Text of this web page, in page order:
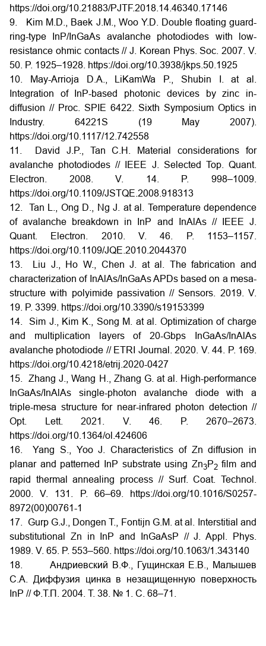
https://doi.org/10.21883/PJTF.2018.14.46340.17146
9. Kim M.D., Baek J.M., Woo Y.D. Double floating guard-
ring-type InP/InGaAs avalanche photodiodes with low-
resistance ohmic contacts // J. Korean Phys. Soc. 2007. V.
50. P. 1925–1928. https://doi.org/10.3938/jkps.50.1925
10. May-Arrioja D.A., LiKamWa P., Shubin I. at al.
Integration of InP-based photonic devices by zinc in-
diffusion // Proc. SPIE 6422. Sixth Symposium Optics in
Industry. 64221S (19 May 2007).
https://doi.org/10.1117/12.742558
11. David J.P., Tan C.H. Material considerations for
avalanche photodiodes // IEEE J. Selected Top. Quant.
Electron. 2008. V. 14. P. 998–1009.
https://doi.org/10.1109/JSTQE.2008.918313
12. Tan L., Ong D., Ng J. at al. Temperature dependence
of avalanche breakdown in InP and InAlAs // IEEE J.
Quant. Electron. 2010. V. 46. P. 1153–1157.
https://doi.org/10.1109/JQE.2010.2044370
13. Liu J., Ho W., Chen J. at al. The fabrication and
characterization of InAlAs/InGaAs APDs based on a mesa-
structure with polyimide passivation // Sensors. 2019. V.
19. P. 3399. https://doi.org/10.3390/s19153399
14. Sim J., Kim K., Song M. at al. Optimization of charge
and multiplication layers of 20-Gbps InGaAs/InAlAs
avalanche photodiode // ETRI Journal. 2020. V. 44. P. 169.
https://doi.org/10.4218/etrij.2020-0427
15. Zhang J., Wang H., Zhang G. at al. High-performance
InGaAs/InAlAs single-photon avalanche diode with a
triple-mesa structure for near-infrared photon detection //
Opt. Lett. 2021. V. 46. P. 2670–2673.
https://doi.org/10.1364/ol.424606
16. Yang S., Yoo J. Characteristics of Zn diffusion in
planar and patterned InP substrate using Zn3P2film and
rapid thermal annealing process // Surf. Coat. Technol.
2000. V. 131. P. 66–69. https://doi.org/10.1016/S0257-
8972(00)00761-1
17. Gurp G.J., Dongen T., Fontijn G.M. at al. Interstitial and
substitutional Zn in InP and InGaAsP // J. Appl. Phys
1989. V. 65. P. 553–560. https://doi org/10.1063/1.343140
18.Андриевский В.Ф., Гущинская Е.В., Малышев
С.А. Диффузия цинка в незащищенную поверхность
InP // Ф.Т.П. 2004. Т. 38. № 1. С . 68–71.